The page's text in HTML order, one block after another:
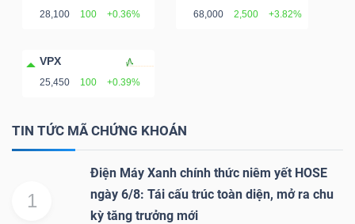
28,100 100 +0.36% 68,000 2,500 +3.82%
VPX
25,450 100 +0.39%
TIN TỨC MÃ CHỨNG KHOÁN
1
Điện Máy Xanh chính thức niêm yết HOSE
ngày 6/8: Tái cấu trúc toàn diện, mở ra chu
kỳ tăng trưởng mới
TRUYỀN
TIỆN
ÍCH